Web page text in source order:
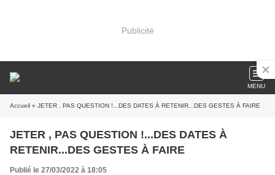
Publicité
MENU
Accueil » JETER , PAS QUESTION !...DES DATES À RETENIR...DES GESTES À FAIRE
JETER , PAS QUESTION !...DES DATES À
RETENIR...DES GESTES À FAIRE
Publié le 27/03/2022 à 18:05